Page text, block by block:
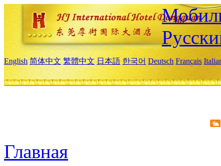
English 简体中文 繁體中文 日本語 한국어 Deutsch Français
Главная